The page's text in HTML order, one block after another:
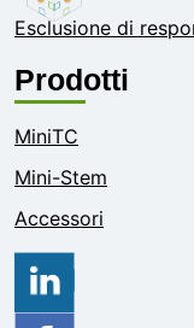
Esclusione di
Prodotti
MiniTC
Mini-Stem
Accessori